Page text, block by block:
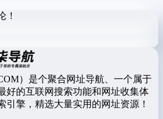
！
）是个聚合网址导航、一个属于
好的互联网搜索功能和网址收集体
引擎，精选大量实用的网址资源！